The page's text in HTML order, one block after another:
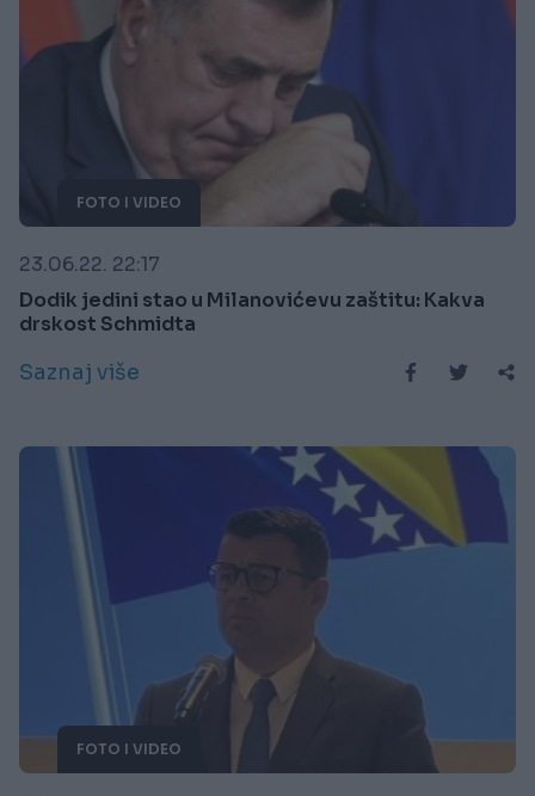
FOTO I VIDEO
23.06.22. 22:17
Dodik jedini stao u Milanovićevu zaštitu: Kakva
drskost Schmidta
Saznaj više
FOTO I VIDEO